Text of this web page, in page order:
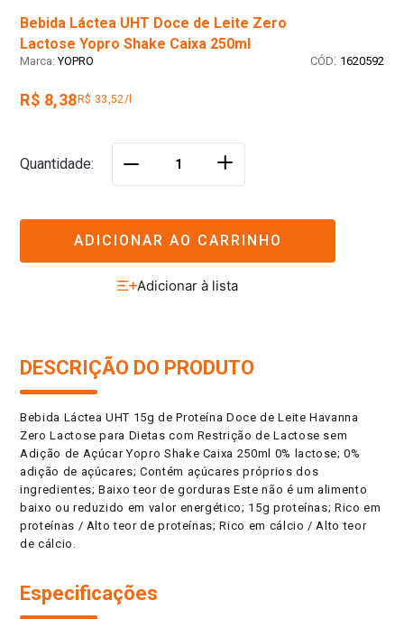
Bebida Láctea UHT Doce de Leite Zero
Lactose Yopro Shake Caixa 250ml
YOPRO : 1620592
R$ 8,38 R$ 33,52/l
Quantidade ＋
ADICIONAR AO CARRINHO
DESCRIÇÃO DO PRODUTO
Bebida Láctea UHT 15g de Proteína Doce de Leite Havanna
Zero Lactose para Dietas com Restrição de Lactose sem
Adição de Açúcar Yopro Shake Caixa 250ml 0% lactose; 0%
adição de açúcares; Contém açúcares próprios dos
ingredientes; Baixo teor de gorduras Este não é um alimento
baixo ou reduzido em valor energético; 15g proteínas; Rico em
proteínas / Alto teor de proteínas; Rico em cálcio / Alto teor
de cálcio.
Especificações